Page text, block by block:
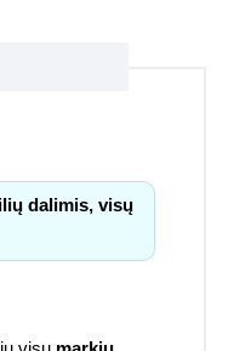
dalimis, visų